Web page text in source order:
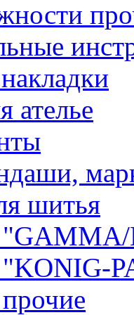
ателье
шитья